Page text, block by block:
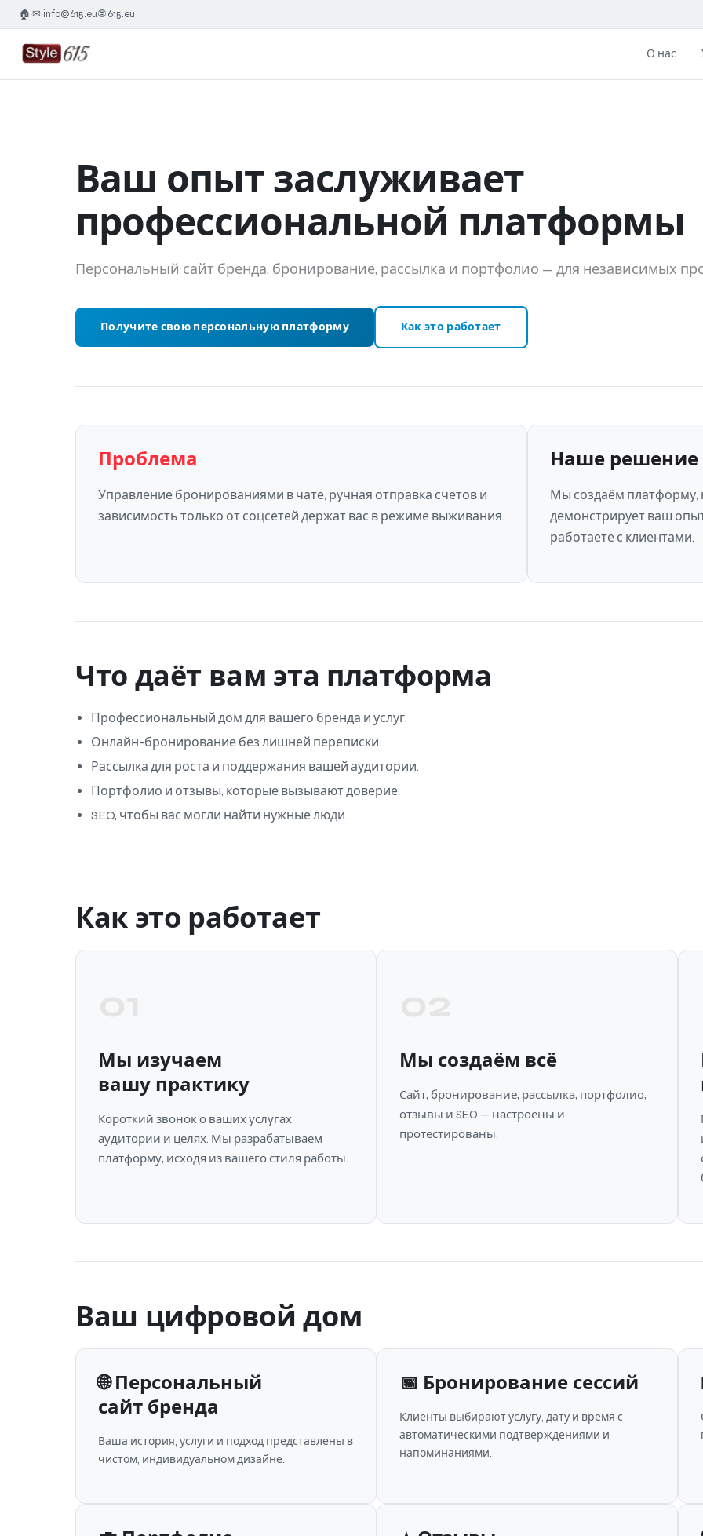
🏠·✉ info@615.eu·🌐 615.eu
О нас
Ваш опыт заслуживает
профессиональной платформы
Персональный сайт бренда, бронирование, рассылка и портфолио — для независимых
Получите свою персональную платформу Как это работает
Проблема
Управление бронированиями в чате, ручная отправка счетов и
зависимость только от соцсетей держат вас в режиме выживания.
Наше решение
Мы создаём платформу,
демонстрирует ваш
работаете с клиентами.
Что даёт вам эта платформа
Профессиональный дом для вашего бренда и услуг.
Онлайн-бронирование без лишней переписки.
Рассылка для роста и поддержания вашей аудитории.
Портфолио и отзывы, которые вызывают доверие.
SEO, чтобы вас могли найти нужные люди.
Как это работает
Мы изучаем
вашу практику
Короткий звонок о ваших услугах,
аудитории и целях. Мы разрабатываем
платформу, исходя из вашего стиля работы.
Мы создаём всё
Сайт, бронирование, рассылка, портфолио,
отзывы и SEO — настроены и
протестированы.
Ваш цифровой дом
🌐 Персональный
сайт бренда
Ваша история, услуги и подход представлены в
чистом, индивидуальном дизайне.
📅 Бронирование сессий
Клиенты выбирают услугу, дату и время с
автоматическими подтверждениями и
напоминаниями.